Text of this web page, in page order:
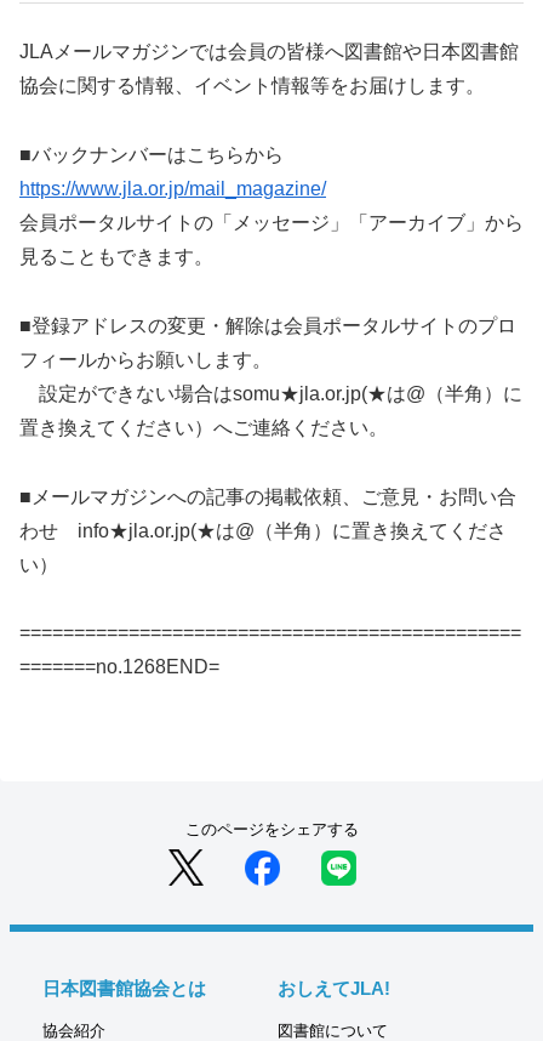
JLAメールマガジンでは会員の皆様へ図書館や日本図書館
協会に関する情報、イベント情報等をお届けします。
■バックナンバーはこちらから
https://www.jla.or.jp/mail_magazine/
会員ポータルサイトの「メッセージ」「アーカイブ」から
見ることもできます。
■登録アドレスの変更・解除は会員ポータルサイトのプロ
フィールからお願いします。
設定ができない場合はsomu★jla.or.jp(★は@（半角）に
置き換えてください）へご連絡ください。
■メールマガジンへの記事の掲載依頼、ご意見・お問い合
わせ info★jla.or.jp(★は@（半角）に置き換えてくださ
い）
==============================================
=======no.1268END=
このページをシェアする
日本図書館協会とは
協会紹介
おしえてJLA!
図書館について